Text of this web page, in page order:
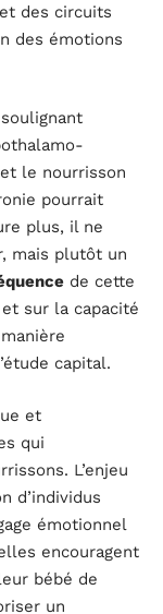
des circuits
des émotions
le nourrisson
pourrait
plus, il ne
mais plutôt un
de cette
sur la capacité
capital.
et
qui
L’enjeu
d’individus
émotionnel
encouragent
bébé de
un